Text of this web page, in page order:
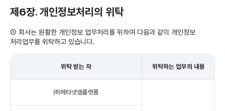
제6장. 개인정보처리의 위탁
① 회사는 원활한 개인정보 업무처리를 위하여 다음과 같이 개인정보
처리업무를 위탁하고 있습니다.
위탁 받는 자 위탁하는 업무의 내용
㈜메타넷엠플랫폼